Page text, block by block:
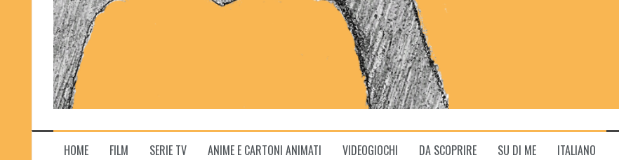
HOME FILM SERIE TV ANIME E CARTONI ANIMATI VIDEOGIOCHI DA SCOPRIRE SU DI ME ITALIANO